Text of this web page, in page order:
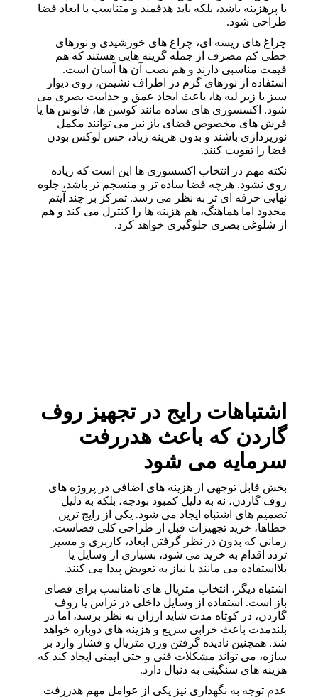
یا پرهزینه باشد، بلکه باید هدفمند و متناسب با ابعاد فضا
طراحی شود.
چراغ های ریسه ای، چراغ های خورشیدی و نورهای
خطی کم مصرف از جمله گزینه هایی هستند که هم
قیمت مناسبی دارند و هم نصب آن ها آسان است.
استفاده از نورهای گرم در اطراف نشیمن، روی دیوار
سبز یا زیر لبه ها، باعث ایجاد عمق و جذابیت بصری می
شود. اکسسوری های ساده مانند کوسن ها، فانوس ها یا
فرش های مخصوص فضای باز نیز می توانند مکمل
نورپردازی باشند و بدون هزینه زیاد، حس لوکس بودن
فضا را تقویت کنند.
نکته مهم در انتخاب اکسسوری ها این است که زیاده
روی نشود. هرچه فضا ساده تر و منسجم تر باشد، جلوه
نهایی حرفه ای تر به نظر می رسد. تمرکز بر چند آیتم
محدود اما هماهنگ، هم هزینه ها را کنترل می کند و هم
از شلوغی بصری جلوگیری خواهد کرد.
اشتباهات رایج در تجهیز روف
گاردن که باعث هدررفت
سرمایه می شود
بخش قابل توجهی از هزینه های اضافی در پروژه های
روف گاردن، نه به دلیل کمبود بودجه، بلکه به دلیل
تصمیم های اشتباه ایجاد می شود. یکی از رایج ترین
خطاها، خرید تجهیزات قبل از طراحی کلی فضاست.
زمانی که بدون در نظر گرفتن ابعاد، کاربری و مسیر
تردد اقدام به خرید می شود، بسیاری از وسایل یا
بلااستفاده می مانند یا نیاز به تعویض پیدا می کنند.
اشتباه دیگر، انتخاب متریال های نامناسب برای فضای
باز است. استفاده از وسایل داخلی در تراس یا روف
گاردن، در کوتاه مدت شاید ارزان به نظر برسد، اما در
بلندمدت باعث خرابی سریع و هزینه های دوباره خواهد
شد. همچنین نادیده گرفتن وزن متریال و فشار وارد بر
سازه، می تواند مشکلات فنی و حتی ایمنی ایجاد کند که
هزینه های سنگینی به دنبال دارد.
عدم توجه به نگهداری نیز یکی از عوامل مهم هدررفت